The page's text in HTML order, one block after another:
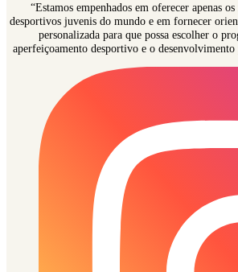
“Estamos empenhados em oferecer apenas
desportivos juvenis do mundo e em fornecer
personalizada para que possa escolher o
aperfeiçoamento desportivo e o desenvolvimento